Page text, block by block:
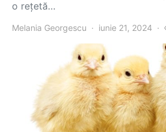
o rețetă…
Melania Georgescu iunie 21, 2024